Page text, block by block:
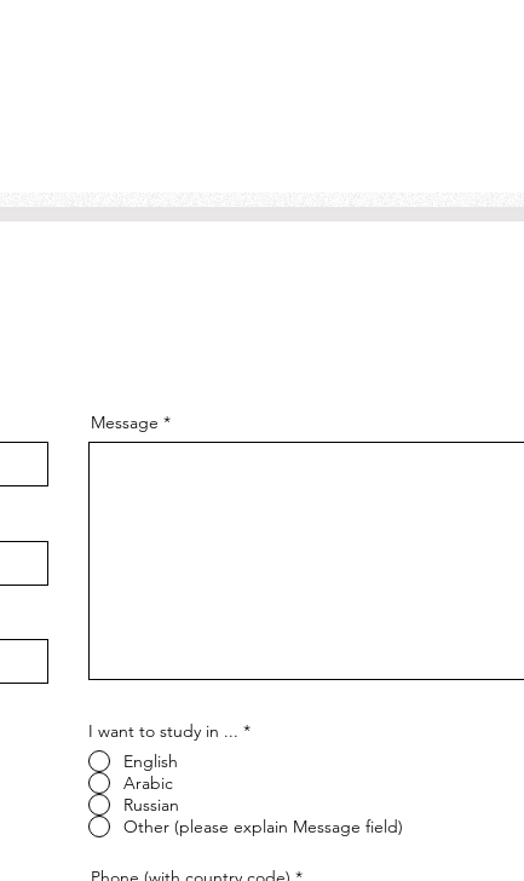
Message
I want to study in ... *
English
Arabic
Russian
Other (please explain Message field)